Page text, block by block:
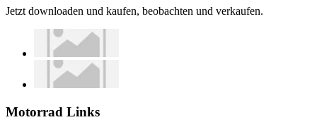
Jetzt downloaden und kaufen, beobachten und verkaufen.
Motorrad Links